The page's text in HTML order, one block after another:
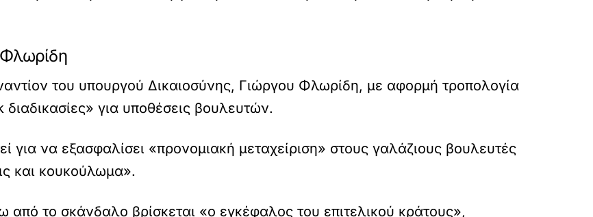
του υπουργού Δικαιοσύνης, Γιώργου Φλωρίδη, με αφορμή τροπολογία
για υποθέσεις βουλευτών.
για να εξασφαλίσει «προνομιακή μεταχείριση» στους γαλάζιους βουλευτές
και κουκούλωμα».
το σκάνδαλο βρίσκεται «ο εγκέφαλος του επιτελικού κράτους»,